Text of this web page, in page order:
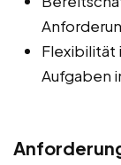
Flexibilität
Aufgaben